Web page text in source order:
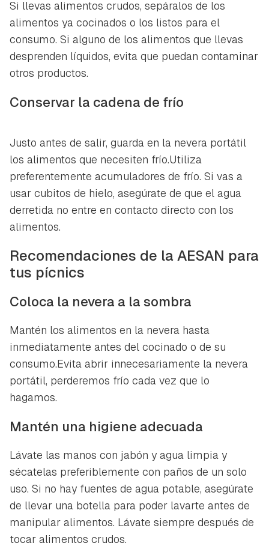
Guardar como favorito
Para poder guardar como favorito, primero has de
Si llevas alimentos crudos, sepáralos de los
alimentos ya cocinados o los listos para el
consumo. Si alguno de los alimentos que llevas
desprenden líquidos, evita que puedan contaminar
otros productos.
Conservar la cadena de frío
Justo antes de salir, guarda en la nevera portátil
los alimentos que necesiten frío.Utiliza
preferentemente acumuladores de frío. Si vas a
usar cubitos de hielo, asegúrate de que el agua
derretida no entre en contacto directo con los
alimentos.
Recomendaciones de la AESAN para
tus pícnics
Coloca la nevera a la sombra
Mantén los alimentos en la nevera hasta
inmediatamente antes del cocinado o de su
consumo.Evita abrir innecesariamente la nevera
portátil, perderemos frío cada vez que lo
hagamos.
Mantén una higiene adecuada
Lávate las manos con jabón y agua limpia y
sécatelas preferiblemente con paños de un solo
uso. Si no hay fuentes de agua potable, asegúrate
de llevar una botella para poder lavarte antes de
manipular alimentos. Lávate siempre después de
tocar alimentos crudos.
Contenido enviado